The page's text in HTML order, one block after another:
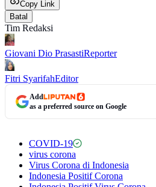
Copy Link
Batal
Tim Redaksi
Giovani Dio PrasastiReporter
Fitri SyarifahEditor
Add
as a preferred source on Google
COVID-19
virus corona
Virus Corona di Indonesia
Indonesia Positif Corona